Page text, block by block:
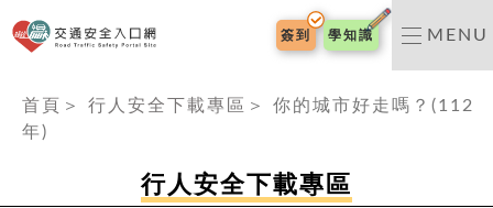
交通安全入口網
簽到 學知識 MENU
首頁 ＞ 行人安全下載專區 ＞
你的城市好走嗎？(112
年)
行人安全下載專區